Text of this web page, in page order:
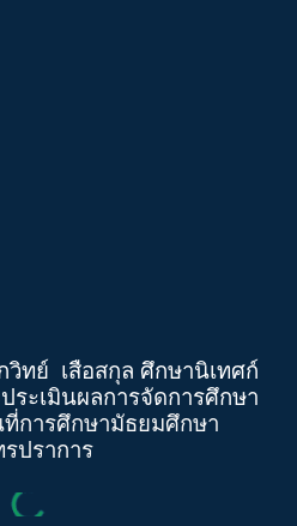
วิทย์ เสือสกุล ศึกษานิเทศก์
ระเมินผลการจัดการศึกษา
การศึกษามัธยมศึกษา
ปราการ